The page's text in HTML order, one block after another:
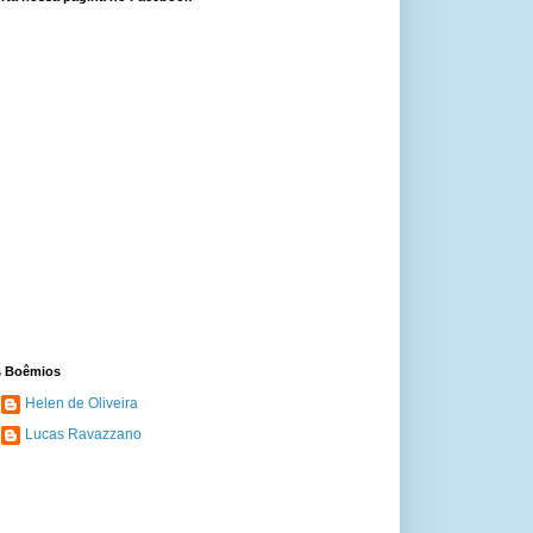
Boêmios
Helen de Oliveira
Lucas Ravazzano